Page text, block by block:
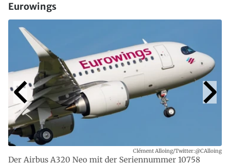
Eurowings
Der Airbus A320 Neo mit der Seriennummer 10758
Clément Alloing/Twitter:@CAlloing